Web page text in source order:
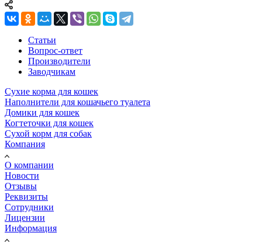
Статьи
Вопрос-ответ
Производители
Заводчикам
Сухие корма для кошек
Наполнители для кошачьего туалета
Домики для кошек
Когтеточки для кошек
Сухой корм для собак
Компания
О компании
Новости
Отзывы
Реквизиты
Сотрудники
Лицензии
Информация